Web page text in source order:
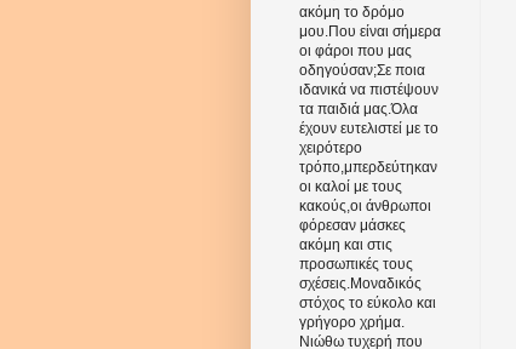
ακόμη το δρόμο
μου.Που είναι σήμερα
οι φάροι που μας
οδηγούσαν;Σε ποια
ιδανικά να πιστέψουν
τα παιδιά μας.Όλα
έχουν ευτελιστεί με το
χειρότερο
τρόπο,μπερδεύτηκαν
οι καλοί με τους
κακούς,οι άνθρωποι
φόρεσαν μάσκες
ακόμη και στις
προσωπικές τους
σχέσεις.Μοναδικός
στόχος το εύκολο και
γρήγορο χρήμα.
Νιώθω τυχερή που